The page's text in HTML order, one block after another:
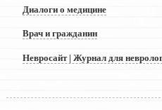
Диалоги о медицине
Врач и гражданин
Невросайт | Журнал для